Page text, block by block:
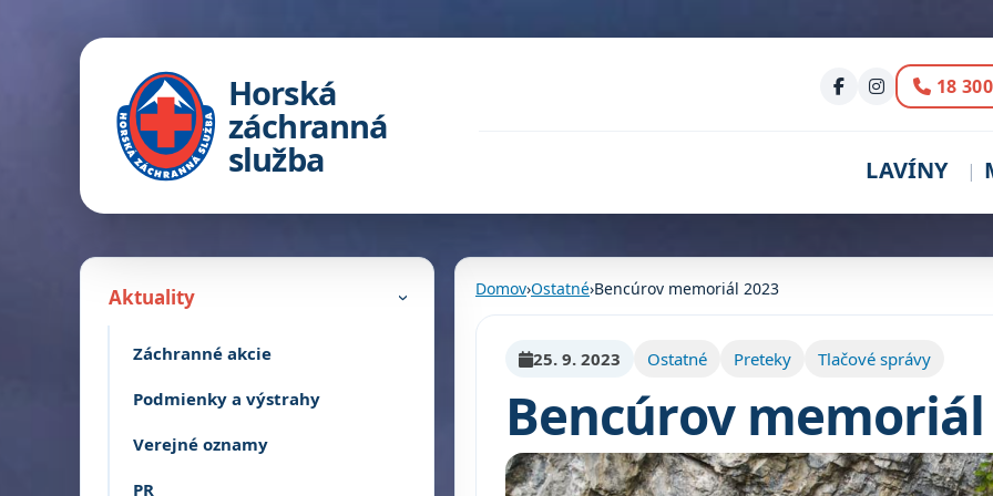
Horská
záchranná
služba
18 300
LAVÍNY
Aktuality ›
Záchranné akcie
Podmienky a výstrahy
Verejné oznamy
PR
Domov›Ostatné›Bencúrov memoriál 2023
25. 9. 2023 Ostatné Preteky Tlačové správy
Bencúrov memoriál